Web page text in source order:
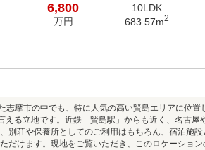
6,800
万円
10LDK
683.57m2
摩市の中でも、特に人気の高い賢島エリアに位置
える立地です。近鉄「賢島駅」からも近く、名古屋
別荘や保養所としてのご利用はもちろん、宿泊施
だけます。現地をご覧いただき、このロケーショ